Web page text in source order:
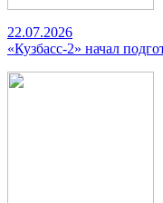
22.07.2026
«Кузбасс-2» начал